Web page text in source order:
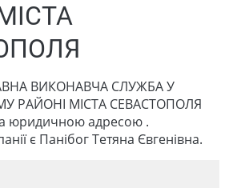
ВИКОНАВЧА СЛУЖБА У
РАЙОНІ МІСТА СЕВАСТОПОЛЯ
юридичною адресою .
є Панібог Тетяна Євгенівна.